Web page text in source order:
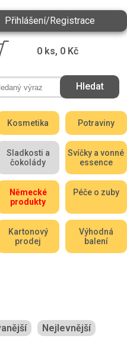
Přihlášení/Registrace
0 ks, 0 Kč
Kosmetika Potraviny
Sladkosti a
čokolády
Svíčky a vonné
essence
Německé
produkty
Péče o zuby
Kartonový
prodej
Výhodná
balení
Nejlevnější